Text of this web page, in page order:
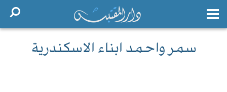
سمر واحمد ابناء الاسكندرية